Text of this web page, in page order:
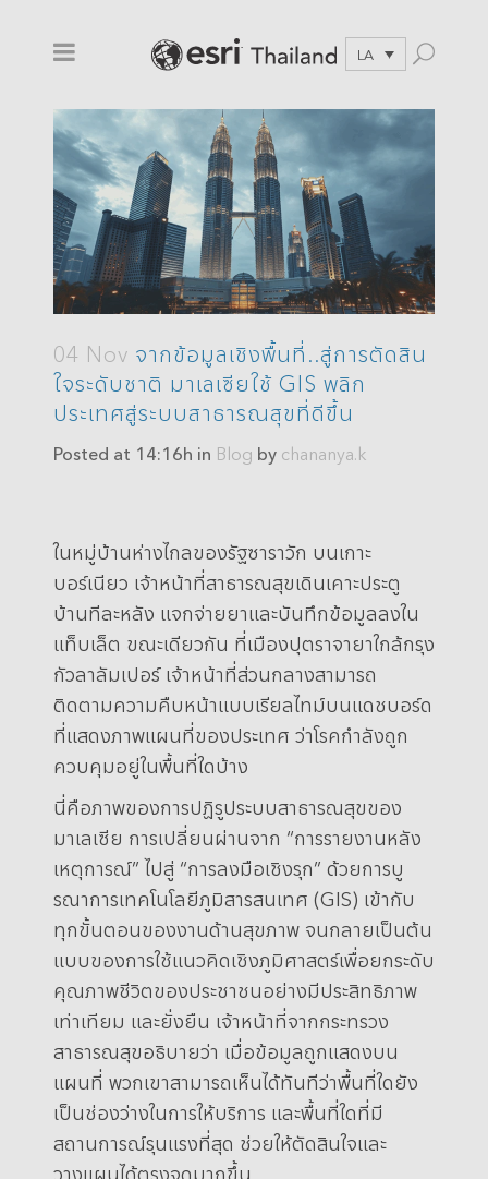
LA
04 Nov จากข้อมูลเชิงพื้นที่..สู่การตัดสิน
ใจระดับชาติ มาเลเซียใช้ GIS พลิก
ประเทศสู่ระบบสาธารณสุขที่ดีขึ้น
Posted at 14:16h in Blog by chananya.k
ในหมู่บ้านห่างไกลของรัฐซาราวัก บนเกาะ
บอร์เนียว เจ้าหน้าที่สาธารณสุขเดินเคาะประตู
บ้านทีละหลัง แจกจ่ายยาและบันทึกข้อมูลลงใน
แท็บเล็ต ขณะเดียวกัน ที่เมืองปุตราจายาใกล้กรุง
กัวลาลัมเปอร์ เจ้าหน้าที่ส่วนกลางสามารถ
ติดตามความคืบหน้าแบบเรียลไทม์บนแดชบอร์ด
ที่แสดงภาพแผนที่ของประเทศ ว่าโรคกำลังถูก
ควบคุมอยู่ในพื้นที่ใดบ้าง
นี่คือภาพของการปฏิรูประบบสาธารณสุขของ
มาเลเซีย การเปลี่ยนผ่านจาก “การรายงานหลัง
เหตุการณ์” ไปสู่ “การลงมือเชิงรุก” ด้วยการบู
รณาการเทคโนโลยีภูมิสารสนเทศ (GIS) เข้ากับ
ทุกขั้นตอนของงานด้านสุขภาพ จนกลายเป็นต้น
แบบของการใช้แนวคิดเชิงภูมิศาสตร์เพื่อยกระดับ
คุณภาพชีวิตของประชาชนอย่างมีประสิทธิภาพ
เท่าเทียม และยั่งยืน เจ้าหน้าที่จากกระทรวง
สาธารณสุขอธิบายว่า เมื่อข้อมูลถูกแสดงบน
แผนที่ พวกเขาสามารถเห็นได้ทันทีว่าพื้นที่ใดยัง
เป็นช่องว่างในการให้บริการ และพื้นที่ใดที่มี
สถานการณ์รุนแรงที่สุด ช่วยให้ตัดสินใจและ